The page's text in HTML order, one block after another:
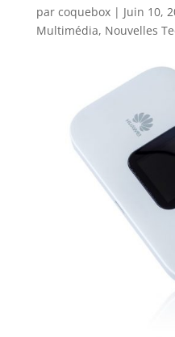
par coquebox| Juin 10,
Multimédia, Nouvelles